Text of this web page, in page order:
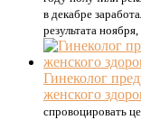
в декабре
результата
Гинеколог
женского
спровоцировать